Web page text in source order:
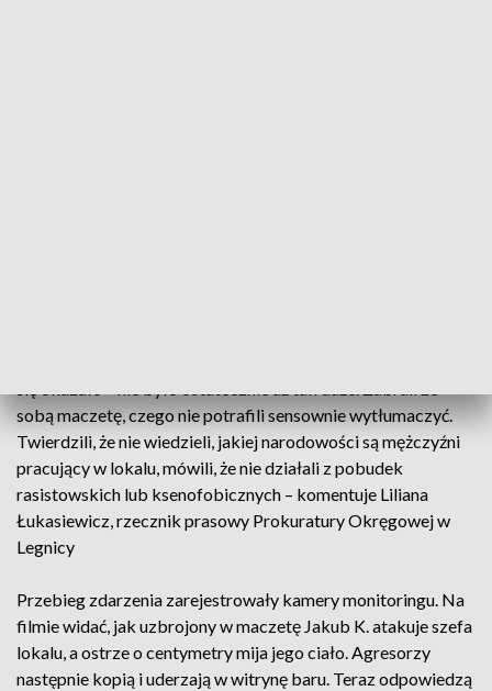
sobą maczetę, czego nie potrafili sensownie wytłumaczyć.
Twierdzili, że nie wiedzieli, jakiej narodowości są mężczyźni
pracujący w lokalu, mówili, że nie działali z pobudek
rasistowskich lub ksenofobicznych – komentuje Liliana
Łukasiewicz, rzecznik prasowy Prokuratury Okręgowej w
Legnicy
Przebieg zdarzenia zarejestrowały kamery monitoringu. Na
filmie widać, jak uzbrojony w maczetę Jakub K. atakuje szefa
lokalu, a ostrze o centymetry mija jego ciało. Agresorzy
następnie kopią i uderzają w witrynę baru. Teraz odpowiedzą